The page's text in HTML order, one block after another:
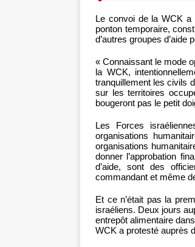
Le convoi de la WCK a
ponton temporaire,
d’autres groupes
« Connaissant le mode
la WCK,
tranquillement les civils
sur les territoires
bougeront pas le petit
Les Forces
organisations
organisations
donner l’approbation
d’aide, sont des
commandant et même
Et ce n’était pas la
israéliens. Deux jours
entrepôt alimentaire
WCK a protesté auprès